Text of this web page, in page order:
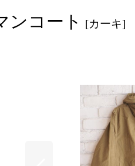
ンコート [カーキ]